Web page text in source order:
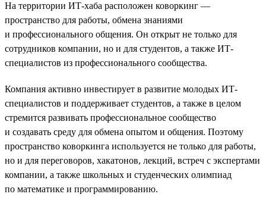
На территории ИТ-хаба расположен коворкинг —
пространство для работы, обмена знаниями
и профессионального общения. Он открыт не только для
сотрудников компании, но и для студентов, а также ИТ-
специалистов из профессионального сообщества.
Компания активно инвестирует в развитие молодых ИТ-
специалистов и поддерживает студентов, а также в целом
стремится развивать профессиональное сообщество
и создавать среду для обмена опытом и общения. Поэтому
пространство коворкинга используется не только для работы,
но и для переговоров, хакатонов, лекций, встреч с экспертами
компании, а также школьных и студенческих олимпиад
по математике и программированию.